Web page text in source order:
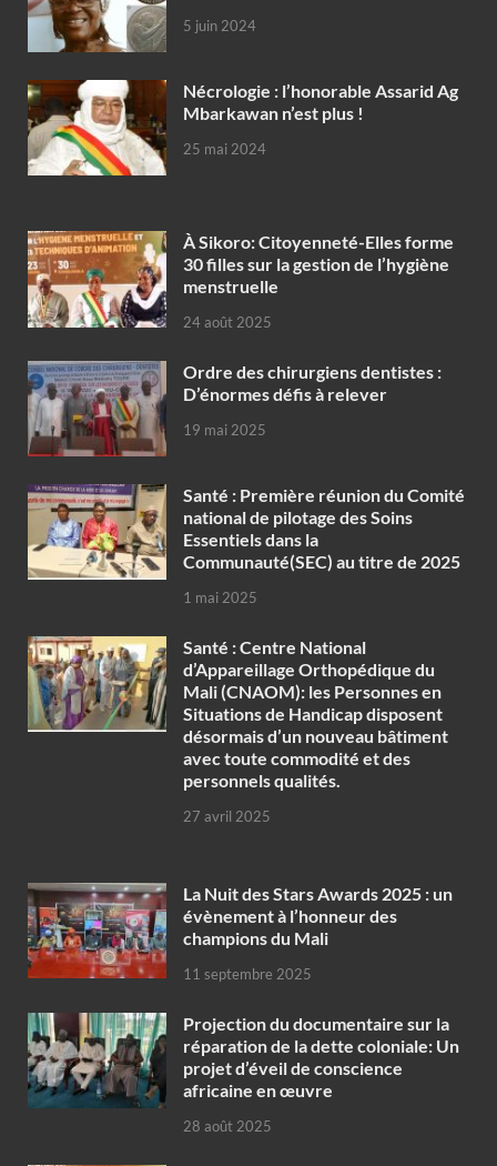
5 juin 2024
Nécrologie : l’honorable Assarid Ag
Mbarkawan n’est plus !
25 mai 2024
À Sikoro: Citoyenneté-Elles forme
30 filles sur la gestion de l’hygiène
menstruelle
24 août 2025
Ordre des chirurgiens dentistes :
D’énormes défis à relever
19 mai 2025
Santé : Première réunion du Comité
national de pilotage des Soins
Essentiels dans la
Communauté(SEC) au titre de 2025
1 mai 2025
Santé : Centre National
d’Appareillage Orthopédique du
Mali (CNAOM): les Personnes en
Situations de Handicap disposent
désormais d’un nouveau bâtiment
avec toute commodité et des
personnels qualités.
27 avril 2025
‎La Nuit des Stars Awards 2025 : un
évènement à l’honneur des
champions du Mali
11 septembre 2025
Projection du documentaire sur la
réparation de la dette coloniale: Un
projet d’éveil de conscience
africaine en œuvre‎
28 août 2025